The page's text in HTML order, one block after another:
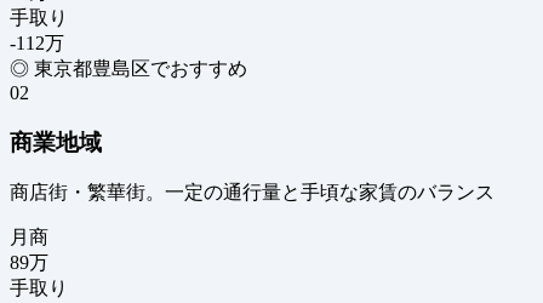
手取り
-112万
◎ 東京都豊島区でおすすめ
02
商業地域
商店街・繁華街。一定の通行量と手頃な家賃のバランス
月商
89万
手取り